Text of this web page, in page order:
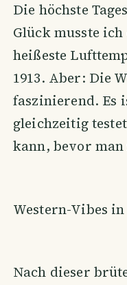
Die höchste
Glück musste
heißeste
1913. Aber: Die
faszinierend. Es
gleichzeitig
kann, bevor
Western-Vibes
Nach dieser